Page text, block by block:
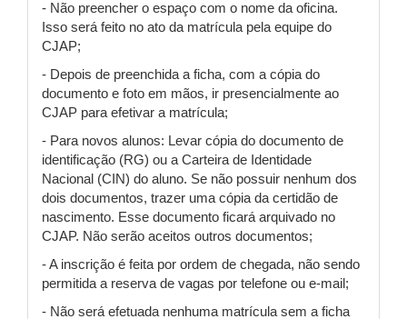
- Não preencher o espaço com o nome da oficina.
Isso será feito no ato da matrícula pela equipe do
CJAP;
- Depois de preenchida a ficha, com a cópia do
documento e foto em mãos, ir presencialmente ao
CJAP para efetivar a matrícula;
- Para novos alunos: Levar cópia do documento de
identificação (RG) ou a Carteira de Identidade
Nacional (CIN) do aluno. Se não possuir nenhum dos
dois documentos, trazer uma cópia da certidão de
nascimento. Esse documento ficará arquivado no
CJAP. Não serão aceitos outros documentos;
- A inscrição é feita por ordem de chegada, não sendo
permitida a reserva de vagas por telefone ou e-mail;
- Não será efetuada nenhuma matrícula sem a ficha